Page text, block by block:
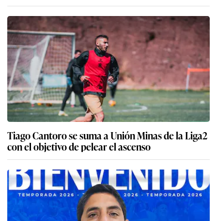
Tiago Cantoro se suma a Unión Minas de la Liga2
con el objetivo de pelear el ascenso